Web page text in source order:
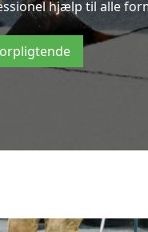
hjælp til alle